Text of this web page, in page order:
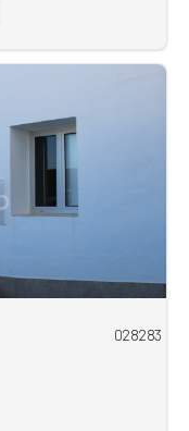
028283